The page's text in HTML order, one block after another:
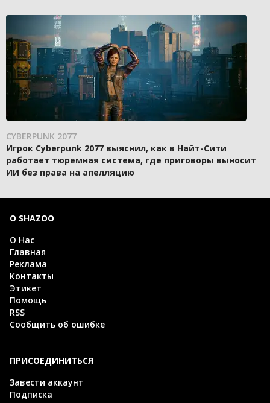
CYBERPUNK 2077
Игрок Cyberpunk 2077 выяснил, как в Найт-Сити
работает тюремная система, где приговоры выносит
ИИ без права на апелляцию
О SHAZOO
О Нас
Главная
Реклама
Контакты
Этикет
Помощь
RSS
Сообщить об ошибке
ПРИСОЕДИНИТЬСЯ
Завести аккаунт
Подписка